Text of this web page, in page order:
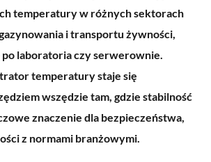
temperatury w różnych sektorach
i transportu żywności,
po laboratoria czy serwerownie.
temperatury staje się
wszędzie tam, gdzie stabilność
znaczenie dla bezpieczeństwa,
z normami branżowymi.